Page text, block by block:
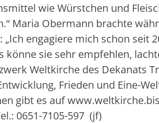
wie Würstchen und
Maria Obermann brachte
engagiere mich schon seit
könne sie sehr empfehlen,
Weltkirche des Dekanats
Frieden und Eine-
gibt es auf
0651-7105-597 (jf)